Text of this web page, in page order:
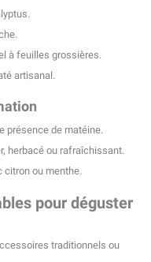
à feuilles grossières.
artisanal.
présence de matéine.
herbacé ou rafraîchissant.
citron ou menthe.
pour déguster
traditionnels ou